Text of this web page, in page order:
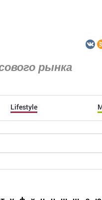
рынка
Lifestyle